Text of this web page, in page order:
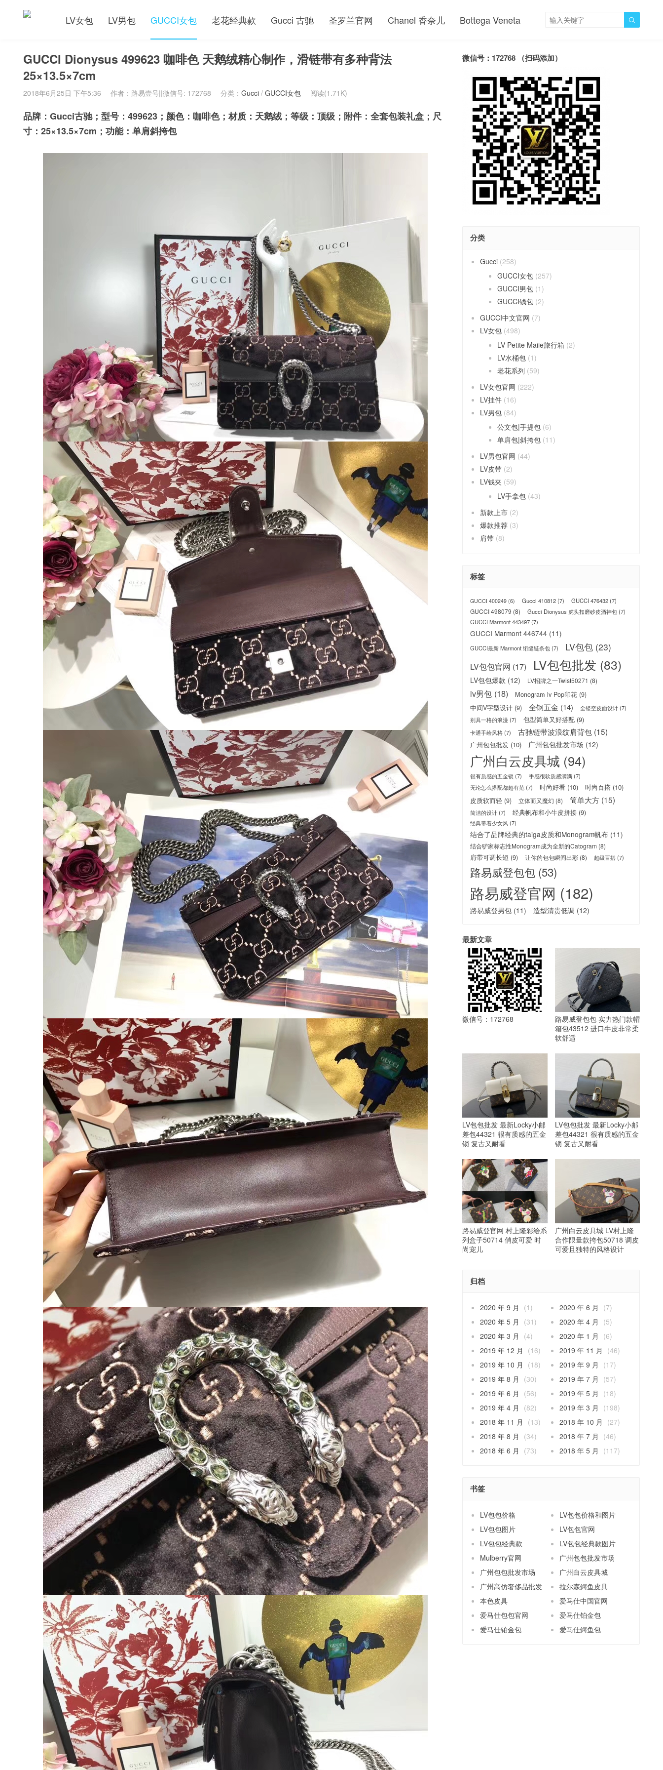
LV女包 LV男包 GUCCI女包 老花经典款 Gucci 古驰 圣罗兰官网 Chanel 香奈儿 Bottega Veneta 
GUCCI Dionysus 499623 咖啡色 天鹅绒精心制作，滑链带有多种背法
25×13.5×7cm
2018年6月25日 下午5:36 作者：路易壹号||微信号: 172768 分类： Gucci / GUCCI女包 阅读(1.71K)
品牌：Gucci古驰；型号：499623；颜色：咖啡色；材质：天鹅绒；等级：顶级；附件：全套包装礼盒；尺
寸：25×13.5×7cm；功能：单肩斜挎包
微信号：172768 （扫码添加）
分类
Gucci (258)
GUCCI女包 (257)
GUCCI男包 (1)
GUCCI钱包 (2)
GUCCI中文官网 (7)
LV女包 (498)
LV Petite Maiie旅行箱 (2)
LV水桶包 (1)
老花系列 (59)
LV女包官网 (222)
LV挂件 (16)
LV男包 (84)
公文包|手提包 (6)
单肩包|斜挎包 (11)
LV男包官网 (44)
LV皮带 (2)
LV钱夹 (59)
LV手拿包 (43)
新款上市 (2)
爆款推荐 (3)
肩带 (8)
标签
GUCCI 400249 (6) Gucci 410812(7) GUCCI 476432(7)
GUCCI 498079 (8) Gucci Dionysus 虎头扣磨砂皮酒神包(7)
GUCCI Marmont 443497(7)
GUCCI Marmont 446744 (11)
GUCCI最新 Marmont 绗缝链条包(7) LV包包 (23)
LV包包官网 (17) LV包包批发 (83)
LV包包爆款 (12) LV招牌之一Twist50271 (8)
lv男包 (18) Monogram lv Pop印花 (9)
中间V字型设计 (9) 全钢五金 (14) 全镂空皮面设计(7)
别具一格的浪漫 (7) 包型简单又好搭配 (9)
卡通手绘风格(7) 古驰链带波浪纹肩背包 (15)
广州包包批发 (10) 广州包包批发市场 (12)
广州白云皮具城 (94)
很有质感的五金锁 (7) 手感很软质感满满(7)
无论怎么搭配都超有范(7) 时尚好看 (10) 时尚百搭 (10)
皮质软而轻 (9) 立体而又魔幻 (8) 简单大方 (15)
简洁的设计(7) 经典帆布和小牛皮拼接 (9)
经典带着少女风(7)
结合了品牌经典的taiga皮质和Monogram帆布 (11)
结合驴家标志性Monogram成为全新的Catogram (8)
肩带可调长短 (9) 让你的包包瞬间出彩 (8) 超级百搭(7)
路易威登包包 (53)
路易威登官网 (182)
路易威登男包 (11) 造型清贵低调 (12)
最新文章
微信号：172768
路易威登包包 实力热门款帽
箱包43512 进口牛皮非常柔
软舒适
LV包包批发 最新Locky小邮
差包44321 很有质感的五金
锁 复古又耐看
LV包包批发 最新Locky小邮
差包44321 很有质感的五金
锁 复古又耐看
路易威登官网 村上隆彩绘系
列盒子50714 俏皮可爱 时
尚宠儿
广州白云皮具城 LV村上隆
合作限量款挎包50718 调皮
可爱且独特的风格设计
归档
2020 年 9 月 (1) 2020 年 6 月
(7)
2020 年 5 月
(31) 2020 年 4 月
(5)
2020 年 3 月
(4) 2020 年 1 月
(6)
2019 年 12 月
(16) 2019 年 11 月
(46)
2019 年 10 月
(18) 2019 年 9 月
(17)
2019 年 8 月
(30) 2019 年 7 月
(57)
2019 年 6 月
(56) 2019 年 5 月
(18)
2019 年 4 月
(82) 2019 年 3 月
(198)
2018 年 11 月
(13) 2018 年 10 月
(27)
2018 年 8 月
(34) 2018 年 7 月
(46)
2018 年 6 月
(73) 2018 年 5 月 (117)
书签
LV包包价格
LV包包价格和图片
LV包包图片
LV包包官网
LV包包经典款
LV包包经典款图片
Mulberry官网
广州包包批发市场
广州包包批发市场
广州白云皮具城
广州高仿奢侈品批发
拉尔森鳄鱼皮具
本色皮具
爱马仕中国官网
爱马仕包包官网
爱马仕铂金包
爱马仕铂金包
爱马仕鳄鱼包